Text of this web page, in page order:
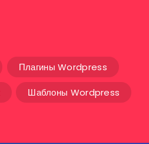
Плагины Wordpress
Шаблоны Wordpress